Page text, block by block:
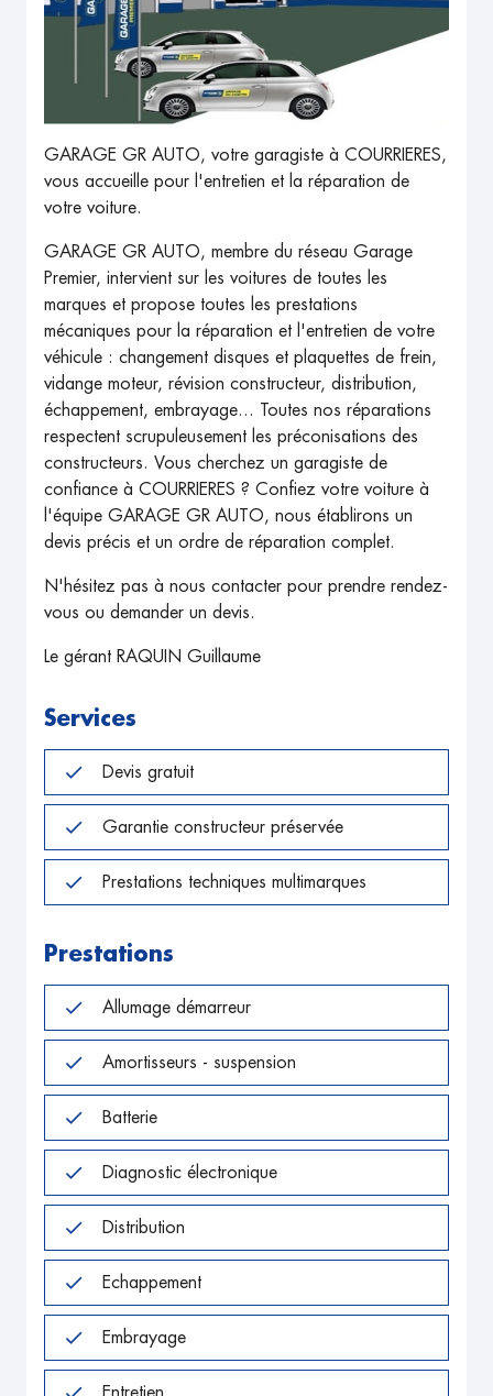
GARAGE GR AUTO, votre garagiste à COURRIERES,
vous accueille pour l'entretien et la réparation de
votre voiture.
GARAGE GR AUTO, membre du réseau Garage
Premier, intervient sur les voitures de toutes les
marques et propose toutes les prestations
mécaniques pour la réparation et l'entretien de votre
véhicule : changement disques et plaquettes de frein,
vidange moteur, révision constructeur, distribution,
échappement, embrayage... Toutes nos réparations
respectent scrupuleusement les préconisations des
constructeurs. Vous cherchez un garagiste de
confiance à COURRIERES ? Confiez votre voiture à
l'équipe GARAGE GR AUTO, nous établirons un
devis précis et un ordre de réparation complet.
N'hésitez pas à nous contacter pour prendre rendez-
vous ou demander un devis.
Le gérant RAQUIN Guillaume
Services
Devis gratuit
Garantie constructeur préservée
Prestations techniques multimarques
Prestations
Allumage démarreur
Amortisseurs - suspension
Batterie
Diagnostic électronique
Distribution
Echappement
Embrayage
Entretien